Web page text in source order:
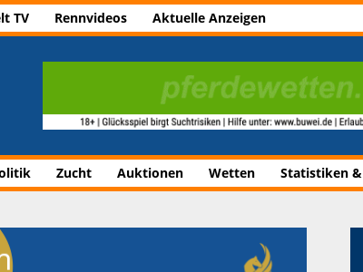
TV Rennvideos Aktuelle Anzeigen
Zucht Auktionen Wetten Statistiken